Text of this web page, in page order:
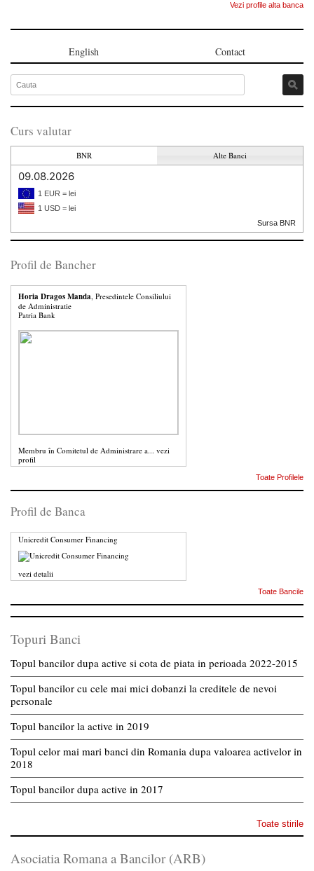
Vezi profile alta banca
English Contact
Curs valutar
BNR Alte Banci
09.08.2026
1 EUR = lei
1 USD = lei
Sursa BNR
Profil de Bancher
Horia Dragos Manda, Presedintele Consiliului
de Administratie
Patria Bank
Membru în Comitetul de Administrare a... vezi
profil
Toate Profilele
Profil de Banca
Unicredit Consumer Financing
vezi detalii
Toate Bancile
Topuri Banci
Topul bancilor dupa active si cota de piata in perioada 2022-2015
Topul bancilor cu cele mai mici dobanzi la creditele de nevoi
personale
Topul bancilor la active in 2019
Topul celor mai mari banci din Romania dupa valoarea activelor in
2018
Topul bancilor dupa active in 2017
Toate stirile
Asociatia Romana a Bancilor (ARB)